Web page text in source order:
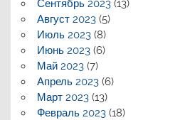
Сентябрь 2023(13)
Август 2023(5)
Июль 2023(8)
Июнь 2023(6)
Май 2023(7)
Апрель 2023(6)
Март 2023(13)
Февраль 2023(18)